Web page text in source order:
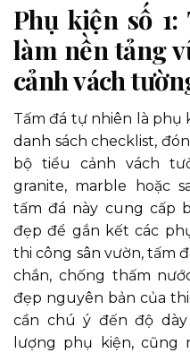
Phụ kiện số
làm nền tảng
cảnh vách
Tấm đá tự nhiên là
danh sách checklist,
bộ tiểu cảnh vách
granite, marble hoặc
tấm đá này cung cấp
đẹp để gắn kết các
thi công sân vườn, tấm
chắn, chống thấm
đẹp nguyên bản của
cần chú ý đến độ
lượng phụ kiện, cũng